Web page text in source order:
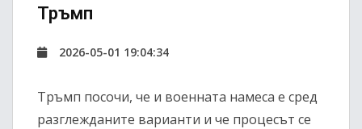
Тръмп
2026-05-01 19:04:34
Тръмп посочи, че и военната намеса е сред
разглежданите варианти и че процесът се